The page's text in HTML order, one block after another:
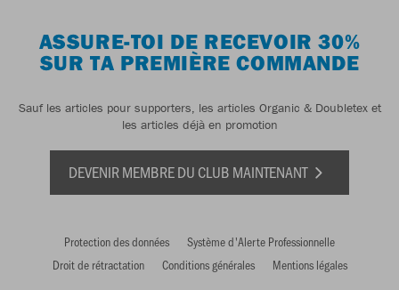
ASSURE-TOI DE RECEVOIR 30%
SUR TA PREMIÈRE COMMANDE
Sauf les articles pour supporters, les articles Organic & Doubletex et
les articles déjà en promotion
DEVENIR MEMBRE DU CLUB MAINTENANT
Protection des données
Système d'Alerte Professionnelle
Droit de rétractation
Conditions générales Mentions légales